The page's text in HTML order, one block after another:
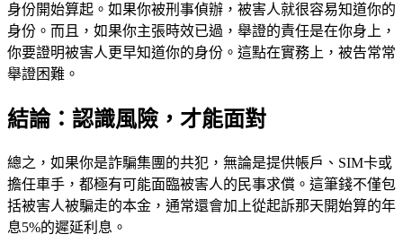
身份開始算起。如果你被刑事偵辦，被害人就很容易知道你的
身份。而且，如果你主張時效已過，舉證的責任是在你身上，
你要證明被害人更早知道你的身份。這點在實務上，被告常常
舉證困難。
結論：認識風險，才能面對
總之，如果你是詐騙集團的共犯，無論是提供帳戶、SIM卡或
擔任車手，都極有可能面臨被害人的民事求償。這筆錢不僅包
括被害人被騙走的本金，通常還會加上從起訴那天開始算的年
息5%的遲延利息。